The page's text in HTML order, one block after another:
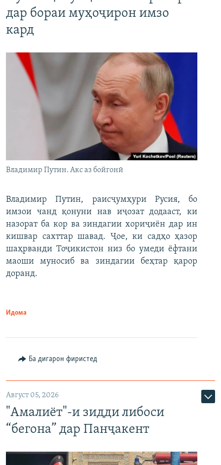
дар бораи муҳоҷирон имзо
кард
Владимир Путин. Акс аз бойгонӣ
Владимир Путин, раисҷумҳури Русия, бо
имзои чанд қонуни нав иҷозат додааст, ки
назорат ба кор ва зиндагии хориҷиён дар ин
кишвар сахттар шавад. Ҷое, ки садҳо ҳазор
шаҳрванди Тоҷикистон низ бо умеди ёфтани
маоши муносиб ва зиндагии беҳтар қарор
доранд.
Идома
Ба дигарон фиристед
Август 05, 2026
"Амалиёт"-и зидди либоси
“бегона” дар Панҷакент